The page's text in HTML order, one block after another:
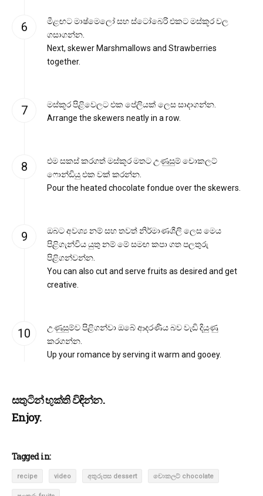
මීළඟට මාෂ්මෙලෝ සහ ස්ටෝබෙරි එකට මස්කූර වල
ගසාගන්න.
Next, skewer Marshmallows and Strawberries
together.
මස්කූර පිළිවෙලට එක පේලියක් ලෙස සාදාගන්න.
Arrange the skewers neatly in a row.
එම සකස් කරගත් මස්කූර මතට උණුසුම් චොකලට්
ෆොන්ඩියු එක වක් කරන්න.
Pour the heated chocolate fondue over the skewers.
ඔබට අවශ්‍ය නම් සහ තවත් නිර්මාණශීලි ලෙස මෙය
පිළිගැන්විය යුතු නම් මේ සමඟ කපා ගත පලතුරු
පිළිගන්වන්න.
You can also cut and serve fruits as desired and get
creative.
උණුසුම්ව පිළිගන්වා ඔබේ ආදරණිය බව වැඩි දියුණු
කරගන්න.
Up your romance by serving it warm and gooey.
සතුටින් භුක්ති විඳින්න.
Enjoy.
Tagged in:
recipe video අතුරුපස dessert චොකලට් chocolate